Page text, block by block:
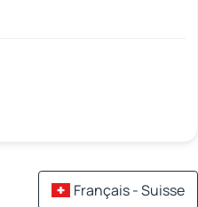
Français - Suisse